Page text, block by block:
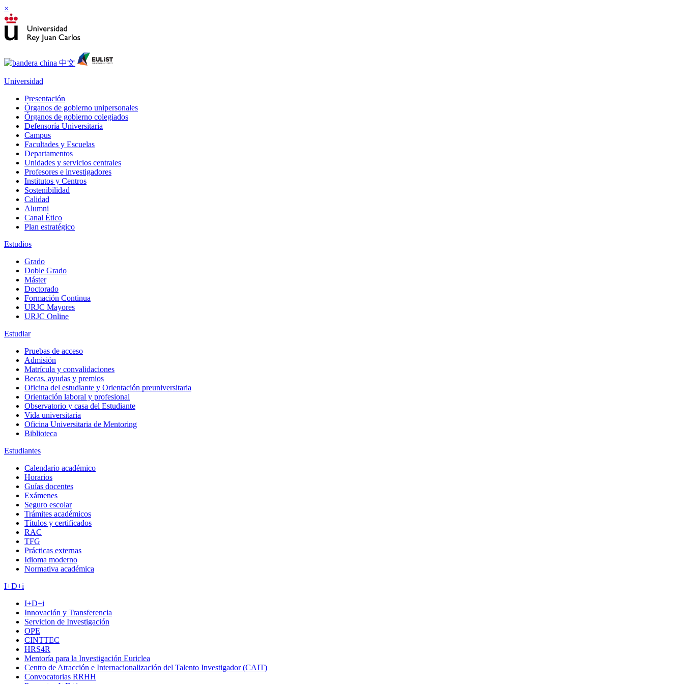
×
Universidad
Presentación
Órganos de gobierno unipersonales
Órganos de gobierno colegiados
Defensoría Universitaria
Campus
Facultades y Escuelas
Departamentos
Unidades y servicios centrales
Profesores e investigadores
Institutos y Centros
Sostenibilidad
Calidad
Alumni
Canal Ético
Plan estratégico
Estudios
Grado
Doble Grado
Máster
Doctorado
Formación Continua
URJC Mayores
URJC Online
Estudiar
Pruebas de acceso
Admisión
Matrícula y convalidaciones
Becas, ayudas y premios
Oficina del estudiante y Orientación preuniversitaria
Orientación laboral y profesional
Observatorio y casa del Estudiante
Vida universitaria
Oficina Universitaria de Mentoring
Biblioteca
Estudiantes
Calendario académico
Horarios
Guías docentes
Exámenes
Seguro escolar
Trámites académicos
Títulos y certificados
RAC
TFG
Prácticas externas
Idioma moderno
Normativa académica
I+D+i
I+D+i
Innovación y Transferencia
Servicion de Investigación
OPE
CINTTEC
HRS4R
Mentoría para la Investigación Euriclea
Centro de Atracción e Internacionalización del Talento Investigador (CAIT)
Convocatorias RRHH